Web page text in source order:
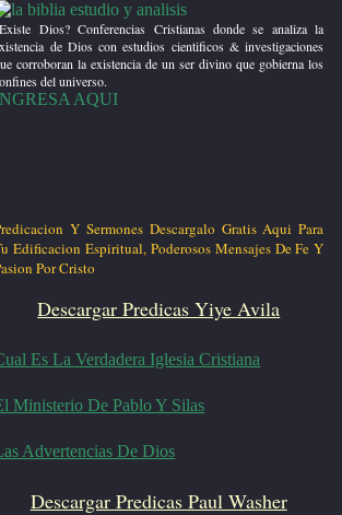
Dios? Conferencias Cristianas donde se analiza la
de Dios con estudios cientificos & investigaciones
corroboran la existencia de un ser divino que gobierna los
del universo.
AQUI
Y Sermones Descargalo Gratis Aqui Para
Edificacion Espiritual, Poderosos Mensajes De Fe Y
Por Cristo
Descargar Predicas Yiye Avila
Es La Verdadera Iglesia Cristiana
Ministerio De Pablo Y Silas
Advertencias De Dios
Descargar Predicas Paul Washer